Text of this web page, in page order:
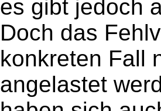
es gibt jedoch
Doch das
konkreten Fall
angelastet